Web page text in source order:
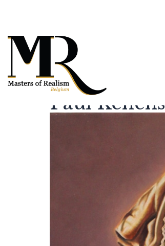
Paul Kenens